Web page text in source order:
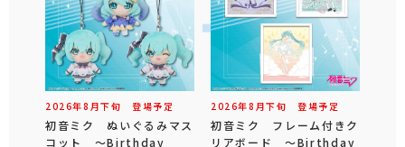
2026年8 月下旬 登場予定
初音ミク ぬいぐるみマス
コット ～Birthday
2026年8 月下旬 登場予定
初音ミク フレーム付きク
リアボード ～Birthday